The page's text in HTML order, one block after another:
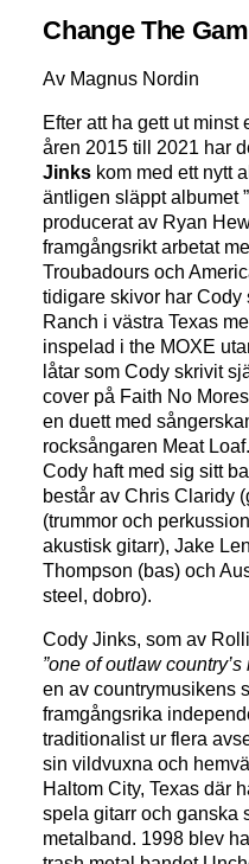
Change The
Av Magnus Nordin
Efter att ha gett ut minst
åren 2015 till 2021 har
Jinks kom med ett nytt
äntligen släppt albumet
producerat av Ryan
framgångsrikt arbetat
Troubadours och
tidigare skivor har
Ranch i västra Texas
inspelad i the MOXE
låtar som Cody skrivit
cover på Faith No
en duett med
rocksångaren Meat
Cody haft med sig sitt
består av Chris Claridy
(trummor och
akustisk gitarr), Jake
Thompson (bas) och
steel, dobro).
Cody Jinks, som av
”one of outlaw
en av countrymusikens
framgångsrika
traditionalist ur flera
sin vildvuxna och
Haltom City, Texas där
spela gitarr och ganska
metalband. 1998 blev